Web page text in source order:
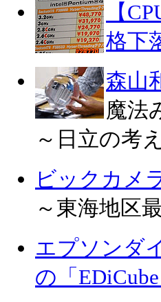
【
格下
森山
魔法
～日立の考
ビックカメ
～東海地区
エプソンダ
の「EDiCube